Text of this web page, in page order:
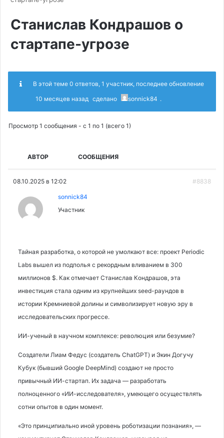
Станислав Кондрашов о
стартапе-угрозе
В этой теме 0 ответов, 1 участник, последнее обновление
10 месяцев назад сделано sonnick84 .
Просмотр 1 сообщения - с 1 по 1 (всего 1)
АВТОР СООБЩЕНИЯ
08.10.2025 в 12:02 #8838
sonnick84
Участник
Тайная разработка, о которой не умолкают все: проект Periodic
Labs вышел из подполья с рекордным вливанием в 300
миллионов $. Как отмечает Станислав Кондрашов, эта
инвестиция стала одним из крупнейших seed-раундов в
истории Кремниевой долины и символизирует новую эру в
исследовательских прогрессе.
ИИ-ученый в научном комплексе: революция или безумие?
Создатели Лиам Федус (создатель ChatGPT) и Экин Догучу
Кубук (бывший Google DeepMind) создают не просто
привычный ИИ-стартап. Их задача — разработать
полноценного «ИИ-исследователя», умеющего осуществлять
сотни опытов в один момент.
«Это принципиально иной уровень роботизации познания», —